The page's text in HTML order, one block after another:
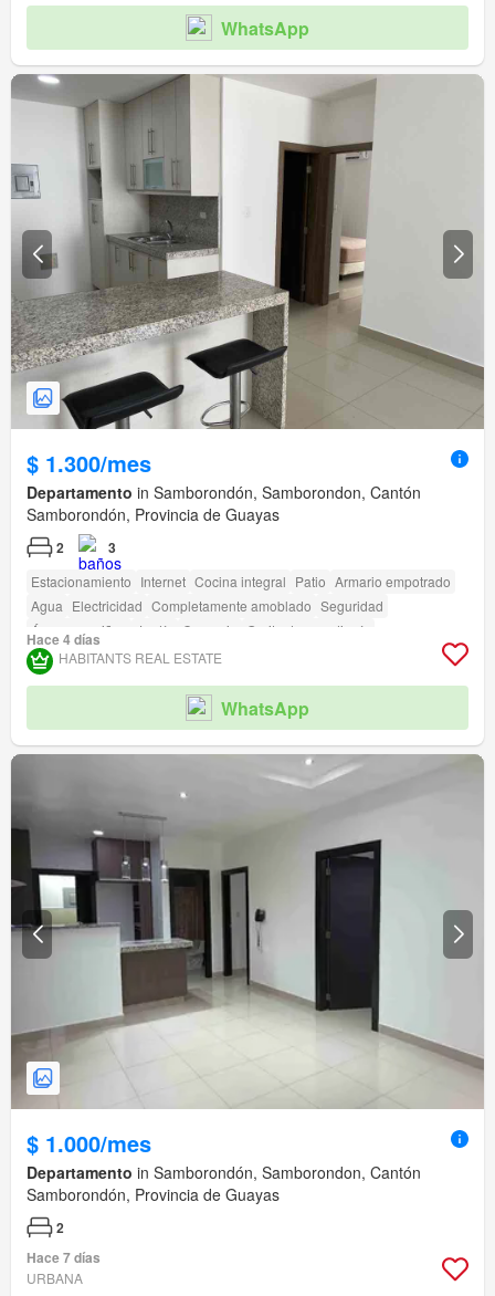
WhatsApp
$ 1.300/mes
Departamento in Samborondón, Samborondon, Cantón
Samborondón, Provincia de Guayas
2 3
Estacionamiento Internet Cocina integral Patio Armario empotrado
Agua Electricidad Completamente amoblado Seguridad
Área para niños
Jardín Conserje
Garita de guardianía
Acceso para personas con discapacidad
Hace 4 días
HABITANTS REAL ESTATE
WhatsApp
$ 1.000/mes
Departamento in Samborondón, Samborondon, Cantón
Samborondón, Provincia de Guayas
2
Hace 7 días
URBANA